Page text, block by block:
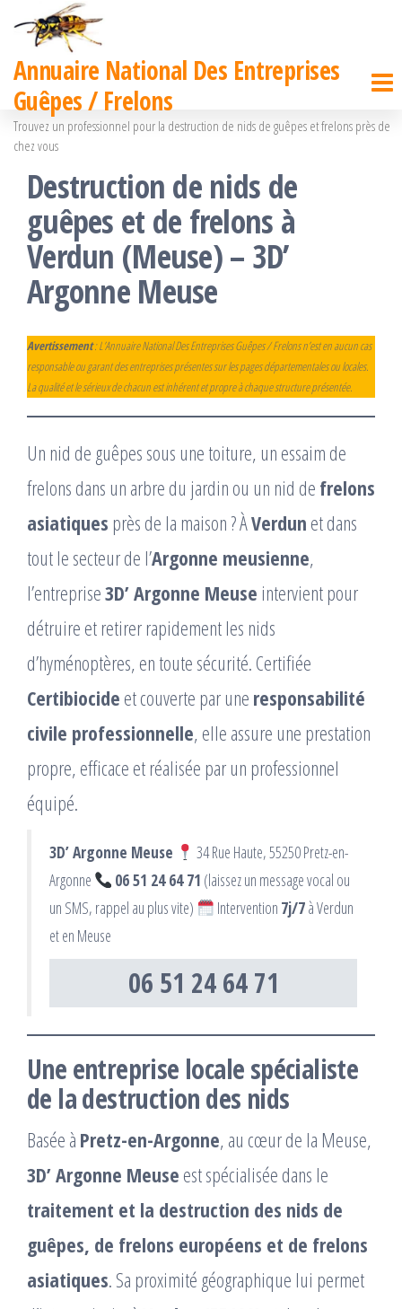
Passer
contenu
Annuaire National Des Entreprises
Guêpes / Frelons
Trouvez un professionnel pour la destruction de nids de guêpes et frelons près de
chez vous
Destruction de nids de
guêpes et de frelons à
Verdun (Meuse) – 3D’
Argonne Meuse
Avertissement: L’Annuaire National Des Entreprises Guêpes / Frelons n’est en aucun cas
responsable ou garant des entreprises présentes sur les pages départementales ou locales.
La qualité et le sérieux de chacun est inhérent et propre à chaque structure présentée.
Un nid de guêpes sous une toiture, un essaim de
frelons dans un arbre du jardin ou un nid de frelons
asiatiques près de la maison ? ÀVerdun et dans
tout le secteur de l’Argonne meusienne,
l’entreprise3D’ Argonne Meuse intervient pour
détruire et retirer rapidement les nids
d’hyménoptères, en toute sécurité. Certifiée
Certibiocide et couverte par une responsabilité
civile professionnelle, elle assure une prestation
propre, efficace et réalisée par un professionnel
équipé.
3D’ Argonne Meuse
34 Rue Haute, 55250 Pretz-en-
Argonne
06 51 24 64 71 (laissez un message vocal ou
un SMS, rappel au plus vite)
Intervention 7j/7à Verdun
et en Meuse
06 51 24 64 71
Une entreprise locale spécialiste
de la destruction des nids
Basée à Pretz-en-Argonne, au cœur de la Meuse,
3D’ Argonne Meuse est spécialisée dans le
traitement et la destruction des nids de
guêpes, de frelons européens et de frelons
asiatiques. Sa proximité géographique lui permet